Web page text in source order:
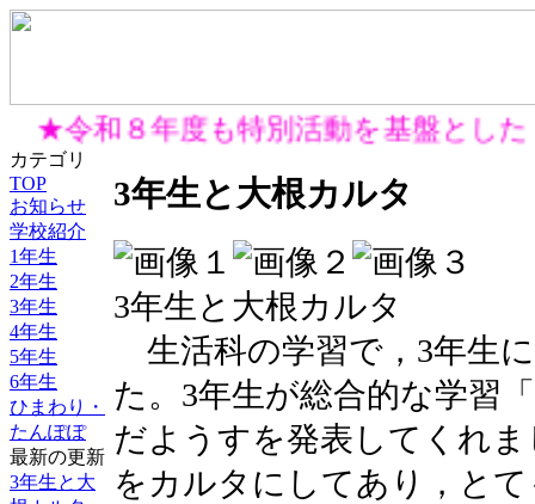
★令和８年度も特別活動を基盤とした
カテゴリ
TOP
お知らせ
学校紹介
1年生
2年生
3年生
4年生
5年生
6年生
ひまわり・
たんぽぽ
最新の更新
3年生と大
3年生と大根カルタ
3年生と大根カルタ
生活科の学習で，3年生
た。3年生が総合的な学習
だようすを発表してくれ
をカルタにしてあり，と